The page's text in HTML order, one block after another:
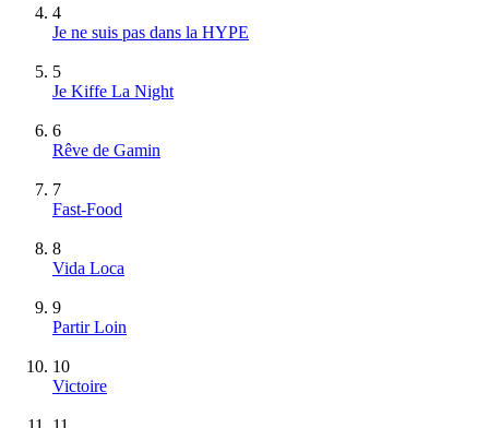
4
Je ne suis pas dans la HYPE
5
Je Kiffe La Night
6
Rêve de Gamin
7
Fast-Food
8
Vida Loca
9
Partir Loin
10
Victoire